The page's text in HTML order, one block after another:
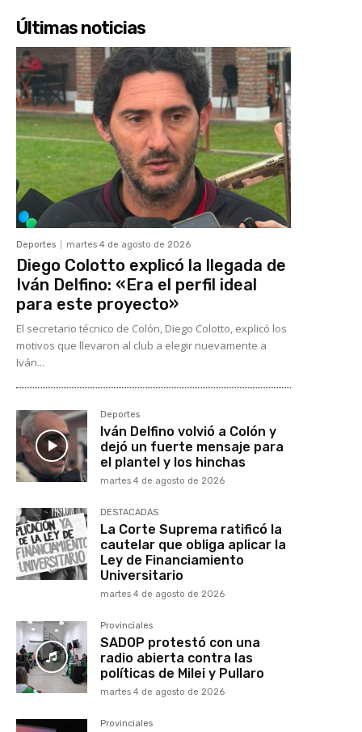
Últimas noticias
Deportes martes 4 de agosto de 2026
Diego Colotto explicó la llegada de
Iván Delfino: «Era el perfil ideal
para este proyecto»
El secretario técnico de Colón, Diego Colotto, explicó los
motivos que llevaron al club a elegir nuevamente a
Iván...
Deportes
Iván Delfino volvió a Colón y
dejó un fuerte mensaje para
el plantel y los hinchas
martes 4 de agosto de 2026
DESTACADAS
La Corte Suprema ratificó la
cautelar que obliga aplicar la
Ley de Financiamiento
Universitario
martes 4 de agosto de 2026
Provinciales
SADOP protestó con una
radio abierta contra las
políticas de Milei y Pullaro
martes 4 de agosto de 2026
Provinciales